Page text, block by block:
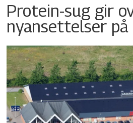
Protein-sug gir
nyansettelser på